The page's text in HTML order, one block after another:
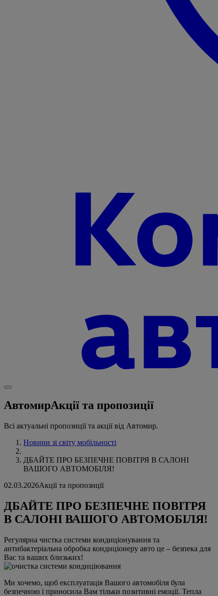
АвтомирАкції та пропозиції
Всі актуальні пропозиції та акції від Автомир.
Новини зі світу мобільності
ДБАЙТЕ ПРО БЕЗПЕЧНЕ ПОВІТРЯ В САЛОНІ
ВАШОГО АВТОМОБІЛЯ!
02.03.2026Акції та пропозиції
ДБАЙТЕ ПРО БЕЗПЕЧНЕ ПОВІТРЯ
В САЛОНІ ВАШОГО АВТОМОБІЛЯ!
Регулярна чистка системи кондиціонування та
антибактеріальна обробка кондиціонеру авто це – безпека для
Вас та ваших близьких!
Ми хочемо, щоб експлуатація Вашого автомобіля була
безпечною і приносила Вам тільки позитивні емоції. Тепла